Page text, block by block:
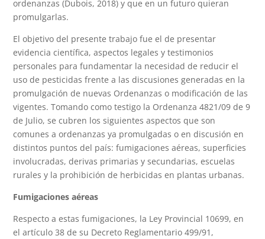
ordenanzas (Dubois, 2018) y que en un futuro quieran
promulgarlas.
El objetivo del presente trabajo fue el de presentar
evidencia científica, aspectos legales y testimonios
personales para fundamentar la necesidad de reducir el
uso de pesticidas frente a las discusiones generadas en la
promulgación de nuevas Ordenanzas o modificación de las
vigentes. Tomando como testigo la Ordenanza 4821/09 de 9
de Julio, se cubren los siguientes aspectos que son
comunes a ordenanzas ya promulgadas o en discusión en
distintos puntos del país: fumigaciones aéreas, superficies
involucradas, derivas primarias y secundarias, escuelas
rurales y la prohibición de herbicidas en plantas urbanas.
Fumigaciones aéreas
Respecto a estas fumigaciones, la Ley Provincial 10699, en
el artículo 38 de su Decreto Reglamentario 499/91,